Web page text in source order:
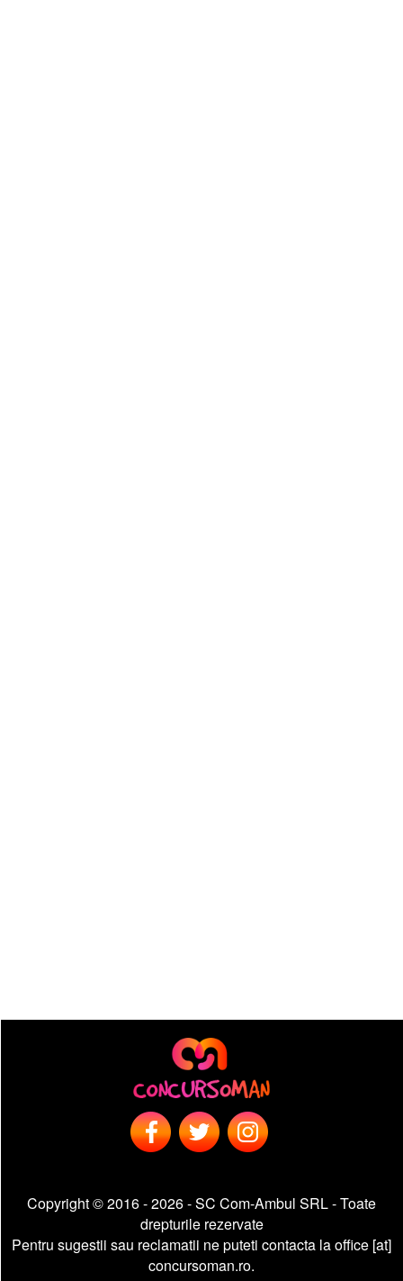
Copyright © 2016 - 2026 - SC Com-Ambul SRL - Toate
drepturile rezervate
Pentru sugestii sau reclamatii ne puteti contacta la office [at]
concursoman.ro.